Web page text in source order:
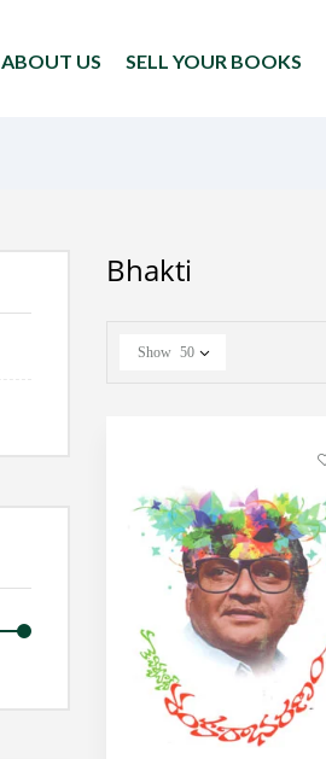
ABOUT US SELL YOUR BOOKS
Bhakti
Show 50